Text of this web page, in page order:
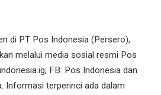
di PT Pos Indonesia (Persero),
melalui media sosial resmi Pos
FB: Pos Indonesia dan
Informasi terperinci ada dalam